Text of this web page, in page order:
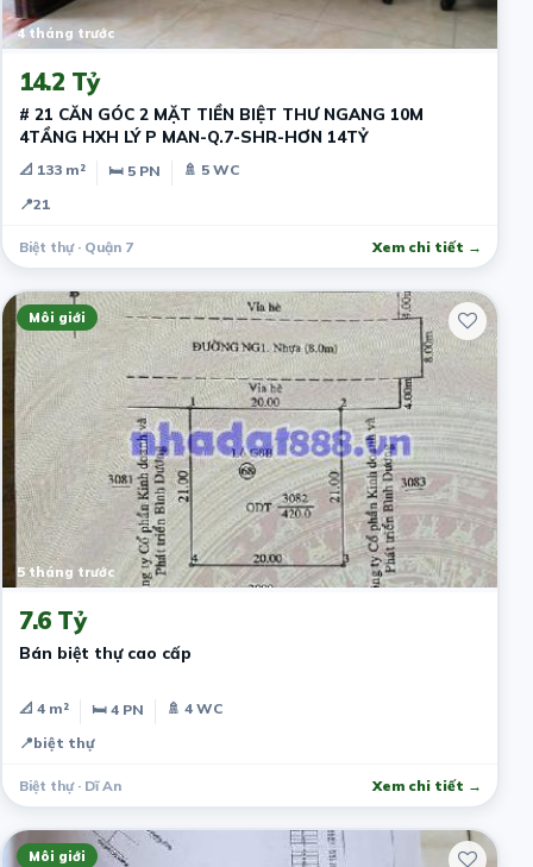
4 tháng trước
14.2 Tỷ
# 21 CĂN GÓC 2 MẶT TIỀN BIỆT THƯ NGANG 10M
4TẦNG HXH LÝ P MAN-Q.7-SHR-HƠN 14TỶ
📐 133 m² 🛏 5 PN
🚿 5 WC
📍21
Biệt thự · Quận 7 Xem chi tiết →
Môi giới
5 tháng trước
7.6 Tỷ
Bán biệt thự cao cấp
📐 4 m² 🛏 4 PN
🚿 4 WC
📍biệt thự
Biệt thự · Dĩ An Xem chi tiết →
Môi giới